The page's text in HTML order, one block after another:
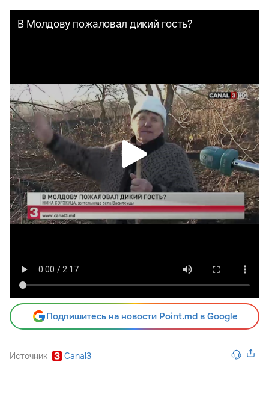
Подпишитесь на новости Point.md в Google
Источник Canal3